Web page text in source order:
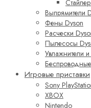
Выпрямители
Фены Dyson
Расчески
Пылесосы
Увлажнители
Игровые приставки
Sony
XBOX
Nintendo